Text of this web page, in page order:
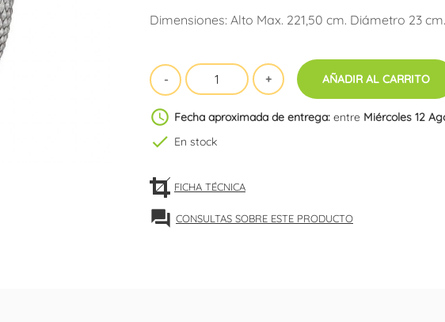
Dimensiones: Alto Max. 221,50 cm. Diámetro 23 cm.
AÑADIR AL CARRITO
schedule Fecha aproximada de entrega: entre Miércoles 12
check En stock
FICHA TÉCNICA
forum CONSULTAS SOBRE ESTE PRODUCTO